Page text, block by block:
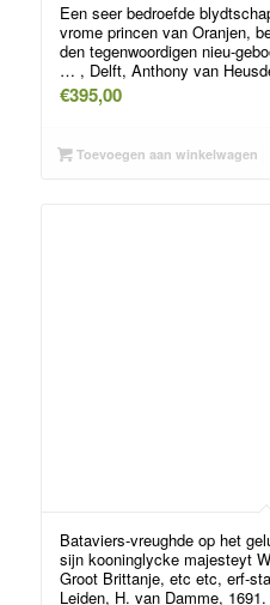
Een seer bedroefde
vrome princen van Oranjen,
den tegenwoordigen nieu-
… , Delft, Anthony van
€395,00
Toevoegen aan winkelwagen
Bataviers-vreughde op het
sijn kooninglycke majesteyt
Groot Brittanje, etc etc, erf-
Leiden, H. van Damme,